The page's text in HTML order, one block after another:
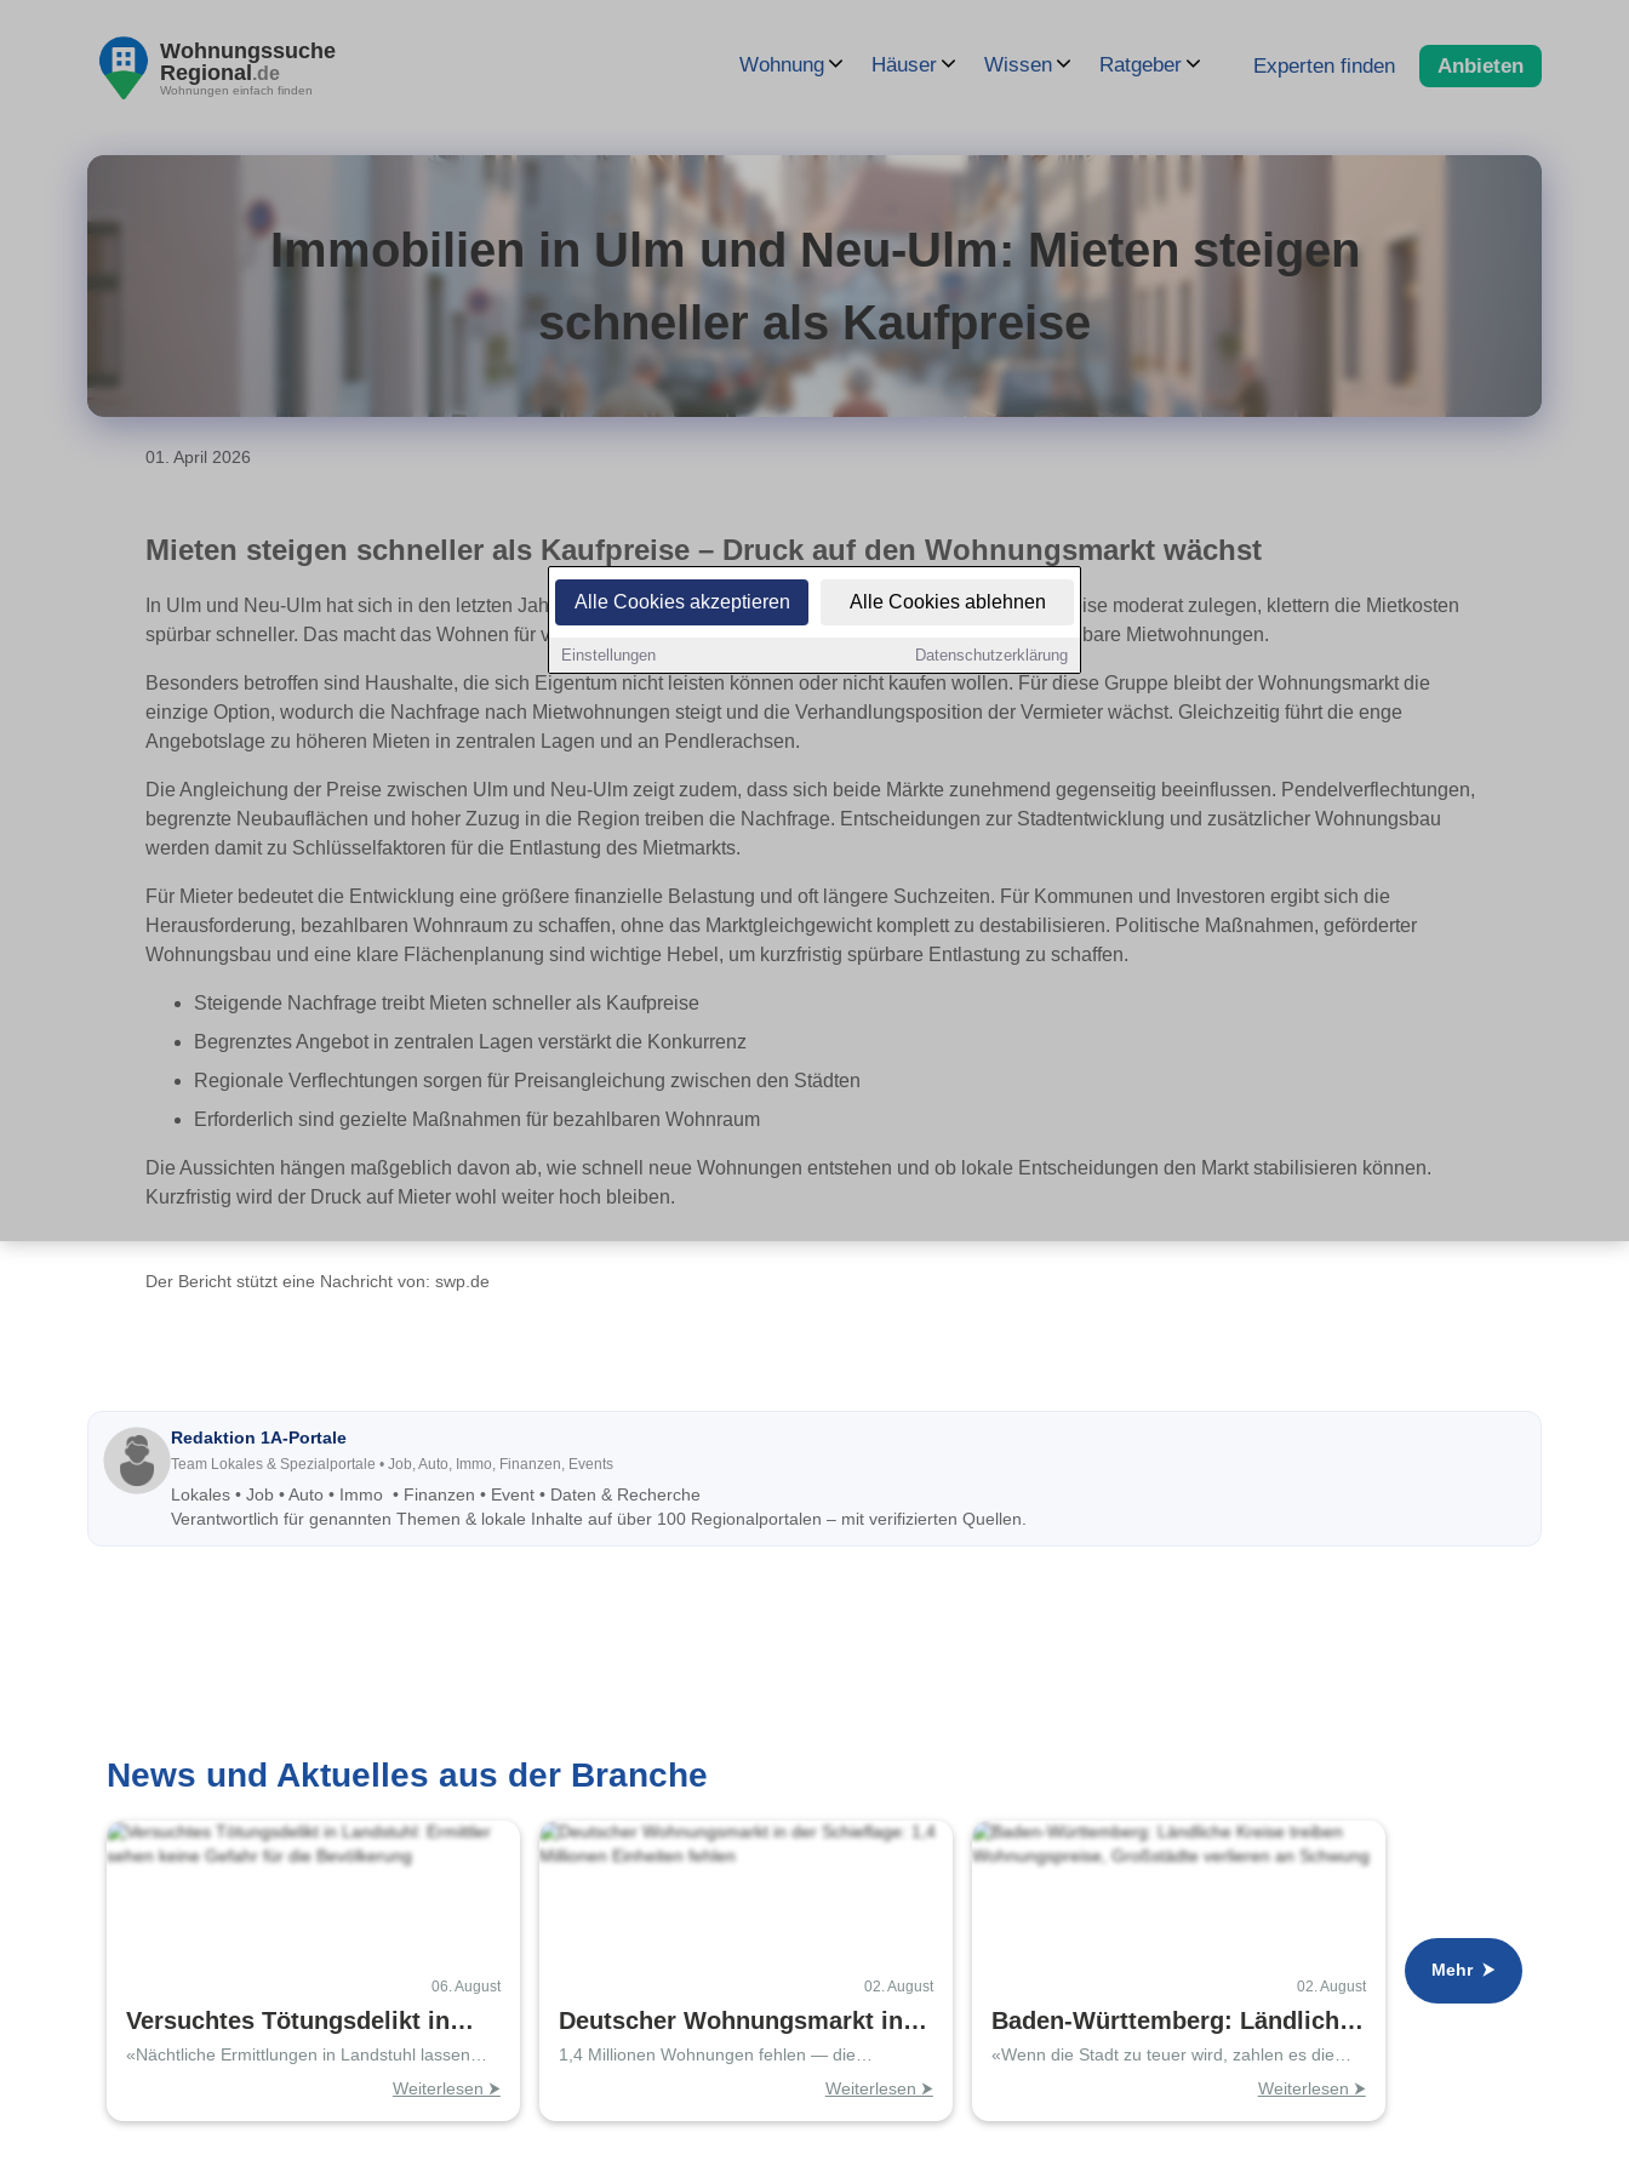
Alle Cookies akzeptieren Alle Cookies ablehnen
Einstellungen Datenschutzerklärung
Wohnungssuche
Regional.de
Wohnungen einfach finden
Wohnung Häuser Wissen Ratgeber Experten finden Anbieten
Immobilien in Ulm und Neu-Ulm: Mieten steigen
schneller als Kaufpreise
01. April 2026
Mieten steigen schneller als Kaufpreise – Druck auf den Wohnungsmarkt wächst
In Ulm und Neu-Ulm hat sich in den letzten Jahren ein deutliches Missverhältnis entwickelt: Während Kaufpreise moderat zulegen, klettern die Mietkosten
spürbar schneller. Das macht das Wohnen für viele Menschen teurer und verschärft die Konkurrenz um verfügbare Mietwohnungen.
Besonders betroffen sind Haushalte, die sich Eigentum nicht leisten können oder nicht kaufen wollen. Für diese Gruppe bleibt der Wohnungsmarkt die
einzige Option, wodurch die Nachfrage nach Mietwohnungen steigt und die Verhandlungsposition der Vermieter wächst. Gleichzeitig führt die enge
Angebotslage zu höheren Mieten in zentralen Lagen und an Pendlerachsen.
Die Angleichung der Preise zwischen Ulm und Neu-Ulm zeigt zudem, dass sich beide Märkte zunehmend gegenseitig beeinflussen. Pendelverflechtungen,
begrenzte Neubauflächen und hoher Zuzug in die Region treiben die Nachfrage. Entscheidungen zur Stadtentwicklung und zusätzlicher Wohnungsbau
werden damit zu Schlüsselfaktoren für die Entlastung des Mietmarkts.
Für Mieter bedeutet die Entwicklung eine größere finanzielle Belastung und oft längere Suchzeiten. Für Kommunen und Investoren ergibt sich die
Herausforderung, bezahlbaren Wohnraum zu schaffen, ohne das Marktgleichgewicht komplett zu destabilisieren. Politische Maßnahmen, geförderter
Wohnungsbau und eine klare Flächenplanung sind wichtige Hebel, um kurzfristig spürbare Entlastung zu schaffen.
Steigende Nachfrage treibt Mieten schneller als Kaufpreise
Begrenztes Angebot in zentralen Lagen verstärkt die Konkurrenz
Regionale Verflechtungen sorgen für Preisangleichung zwischen den Städten
Erforderlich sind gezielte Maßnahmen für bezahlbaren Wohnraum
Die Aussichten hängen maßgeblich davon ab, wie schnell neue Wohnungen entstehen und ob lokale Entscheidungen den Markt stabilisieren können.
Kurzfristig wird der Druck auf Mieter wohl weiter hoch bleiben.
Der Bericht stützt eine Nachricht von: swp.de
Redaktion 1A-Portale
Team Lokales & Spezialportale • Job, Auto, Immo, Finanzen, Events
Lokales • Job • Auto • Immo • Finanzen • Event • Daten & Recherche
Verantwortlich für genannten Themen & lokale Inhalte auf über 100 Regionalportalen – mit verifizierten Quellen.
News und Aktuelles aus der Branche
06. August
Versuchtes Tötungsdelikt in
Landstuhl: Ermittler sehen
Bevölkerung
«Nächtliche Ermittlungen in Landstuhl lassen
Weiterlesen ⮞
02. August
Deutscher Wohnungsmarkt in
der Schieflage: 1,4 Millionen
1,4 Millionen Wohnungen fehlen — die
Stadtwohnung wird zum knappen Gut
Weiterlesen ⮞
02. August
Baden-Württemberg: Ländliche
Kreise treiben Wohnungspreise,
Großstädte verlieren an
Schwung
«Wenn die Stadt zu teuer wird, zahlen es die
Weiterlesen ⮞
Mehr ⮞